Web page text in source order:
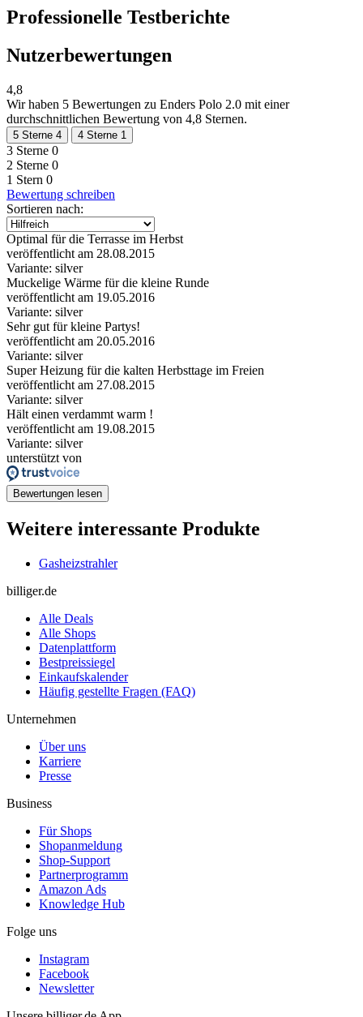
Professionelle Testberichte
Nutzerbewertungen
4,8
Wir haben 5 Bewertungen zu Enders Polo 2.0 mit einer
durchschnittlichen Bewertung von 4,8 Sternen.
5 Sterne 4 4 Sterne 1
3 Sterne 0
2 Sterne 0
1 Stern 0
Bewertung schreiben
Sortieren nach:
Optimal für die Terrasse im Herbst
veröffentlicht am 28.08.2015
Variante: silver
Muckelige Wärme für die kleine Runde
veröffentlicht am 19.05.2016
Variante: silver
Sehr gut für kleine Partys!
veröffentlicht am 20.05.2016
Variante: silver
Super Heizung für die kalten Herbsttage im Freien
veröffentlicht am 27.08.2015
Variante: silver
Hält einen verdammt warm !
veröffentlicht am 19.08.2015
Variante: silver
unterstützt von
Bewertungen lesen
Weitere interessante Produkte
Gasheizstrahler
billiger.de
Alle Deals
Alle Shops
Datenplattform
Bestpreissiegel
Einkaufskalender
Häufig gestellte Fragen (FAQ)
Unternehmen
Über uns
Karriere
Presse
Business
Für Shops
Shopanmeldung
Shop-Support
Partnerprogramm
Amazon Ads
Knowledge Hub
Folge uns
Instagram
Facebook
Newsletter